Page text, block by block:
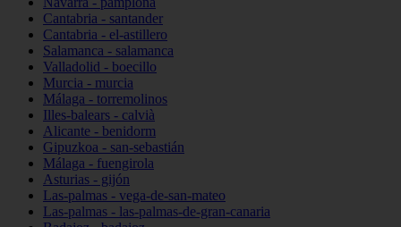
Cantabria - santander
Cantabria - el-astillero
Salamanca - salamanca
Valladolid - boecillo
Murcia - murcia
Málaga - torremolinos
Illes-balears - calvià
Alicante - benidorm
Gipuzkoa - san-sebastián
Málaga - fuengirola
Asturias - gijón
Las-palmas - vega-de-san-mateo
Las-palmas - las-palmas-de-gran-canaria